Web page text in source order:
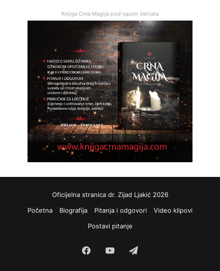
Knjiga Crna Magija pod lupom šerijata
Oficijelna stranica dr. Zijad Ljakić 2026
Početna
Biografija Pitanja i odgovori
Video klipovi
Postavi pitanje
FacebookYouTube